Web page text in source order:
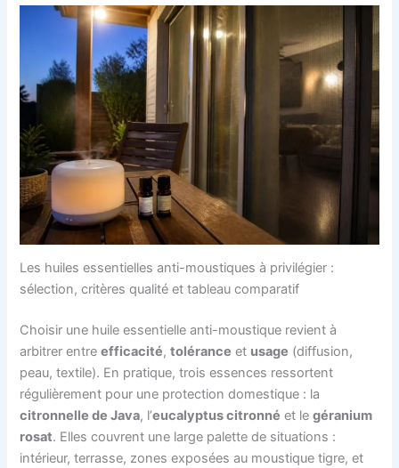
Les huiles essentielles anti-moustiques à privilégier :
sélection, critères qualité et tableau comparatif
Choisir une huile essentielle anti-moustique revient à
arbitrer entreefficacité,tolérance et usage (diffusion,
peau, textile). En pratique, trois essences ressortent
régulièrement pour une protection domestique : la
citronnelle de Java, l’eucalyptus citronné et legéranium
rosat. Elles couvrent une large palette de situations :
intérieur, terrasse, zones exposées au moustique tigre, et